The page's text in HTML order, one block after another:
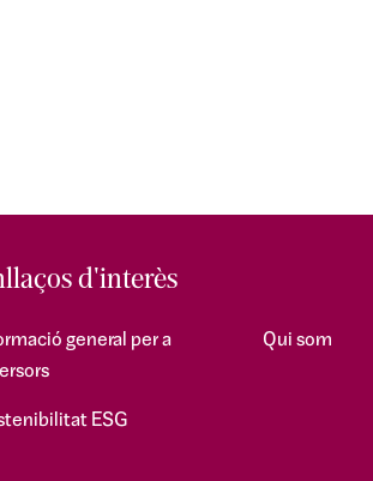
d'interès
general per a
Qui som
ESG